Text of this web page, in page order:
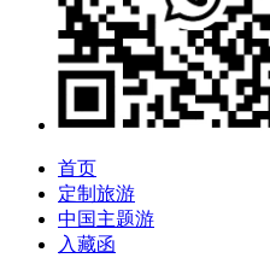
首页
定制旅游
中国主题游
入藏函